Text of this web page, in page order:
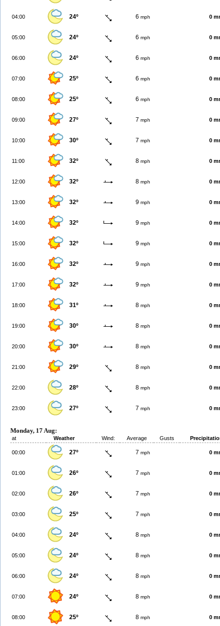
04:00 24º 6 mph 0
05:00 24º 6 mph 0
06:00 24º 6 mph 0
07:00 25º 6 mph 0
08:00 25º 6 mph 0
09:00 27º 7 mph 0
10:00 30º 7 mph 0
11:00 32º 8 mph 0
12:00 32º 8 mph 0
13:00 32º 9 mph 0
14:00 32º 9 mph 0
15:00 32º 9 mph 0
16:00 32º 9 mph 0
17:00 32º 9 mph 0
18:00 31º 8 mph 0
19:00 30º 8 mph 0
20:00 30º 8 mph 0
21:00 29º 8 mph 0
22:00 28º 8 mph 0
23:00 27º 7 mph 0
Monday, 17 Aug:
at Weather Wind: Average Gusts
00:00 27º 7 mph 0
01:00 26º 7 mph 0
02:00 26º 7 mph 0
03:00 25º 7 mph 0
04:00 24º 8 mph 0
05:00 24º 8 mph 0
06:00 24º 8 mph 0
07:00 24º 8 mph 0
08:00 25º 8 mph 0